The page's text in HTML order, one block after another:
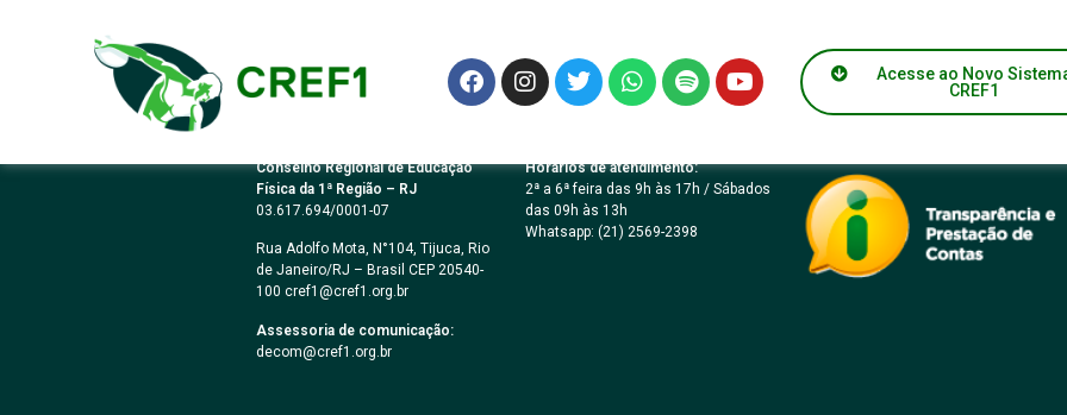
Acesse ao Novo
CREF1
CREFLIX
Conselho Regional de Educação
Física da 1ª Região – RJ
03.617.694/0001-07
Rua Adolfo Mota, N°104, Tijuca, Rio
de Janeiro/RJ – Brasil CEP 20540-
100 cref1@cref1.org.br
Assessoria de comunicação:
decom@cref1.org.br
Horários de atendimento:
2ª a 6ª feira das 9h às 17h / Sábados
das 09h às 13h
Whatsapp: (21) 2569-2398